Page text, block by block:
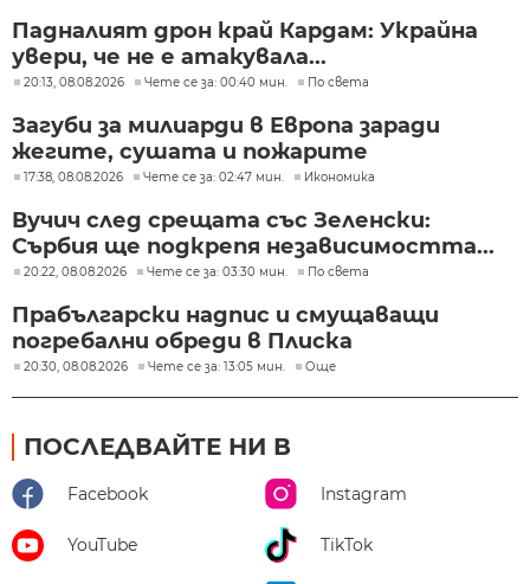
Падналият дрон край Кардам: Украйна
увери, че не е атакувала...
20:13, 08.08.2026 Чете се за: 00:40 мин. По света
Загуби за милиарди в Европа заради
жегите, сушата и пожарите
17:38, 08.08.2026 Чете се за: 02:47 мин. Икономика
Вучич след срещата със Зеленски:
Сърбия ще подкрепя независимостта...
20:22, 08.08.2026 Чете се за: 03:30 мин. По света
Прабългарски надпис и смущаващи
погребални обреди в Плиска
20:30, 08.08.2026 Чете се за: 13:05 мин. Още
ПОСЛЕДВАЙТЕ НИ В
Facebook Instagram
YouTube TikTok